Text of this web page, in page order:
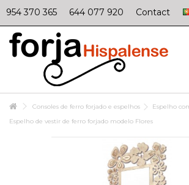
954 370 365 644 077 920 Contact
Consoles de ferro forjado e espelhos
Espelho
Espelho de vestir de ferro forjado modelo Flores